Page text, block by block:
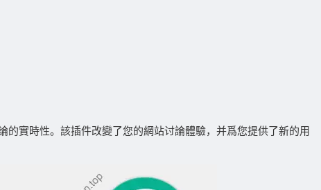
實時性。該插件改變了您的網站讨論體驗，并爲您提供了新的用